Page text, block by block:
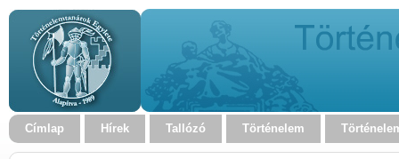
Címlap Hírek Tallózó Történelem